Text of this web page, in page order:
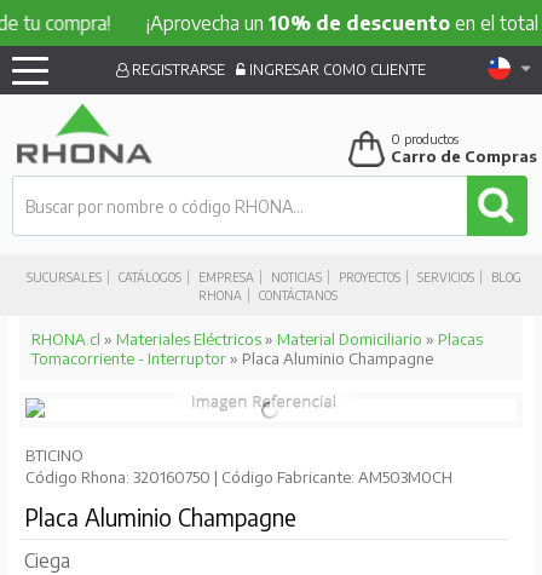
¡Aprovecha un10% de descuentoen el total de tu
SUCURSALES CATÁLOGOS EMPRESA NOTICIAS PROYECTOS SERVICIOS
BLOG
RHONA
CONTÁCTANOS
REGISTRARSE INGRESAR COMO CLIENTE
0 productos
Carro de Compras
RHONA.cl » Materiales Eléctricos» Material Domiciliario » Placas
Tomacorriente - Interruptor» Placa Aluminio Champagne
BTICINO
Código Rhona: 320160750 | Código Fabricante: AM503M0CH
Placa Aluminio Champagne
Ciega